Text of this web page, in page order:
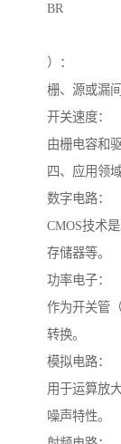
BR
）：
栅、源或漏
开关速度：
由栅电容和
四、应用领
数字电路：
CMOS技术
存储器等。
功率电子：
作为开关管
转换。
模拟电路：
用于运算放
噪声特性。